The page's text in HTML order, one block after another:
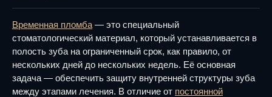
Временная пломба — это специальный
стоматологический материал, который устанавливается в
полость зуба на ограниченный срок, как правило, от
нескольких дней до нескольких недель. Её основная
задача — обеспечить защиту внутренней структуры зуба
между этапами лечения. В отличие от постоянной